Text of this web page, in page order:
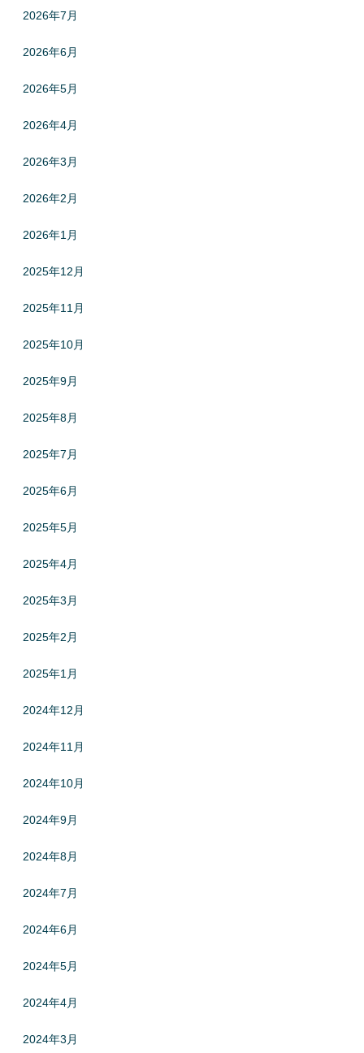
2026年7月
2026年6月
2026年5月
2026年4月
2026年3月
2026年2月
2026年1月
2025年12月
2025年11月
2025年10月
2025年9月
2025年8月
2025年7月
2025年6月
2025年5月
2025年4月
2025年3月
2025年2月
2025年1月
2024年12月
2024年11月
2024年10月
2024年9月
2024年8月
2024年7月
2024年6月
2024年5月
2024年4月
2024年3月